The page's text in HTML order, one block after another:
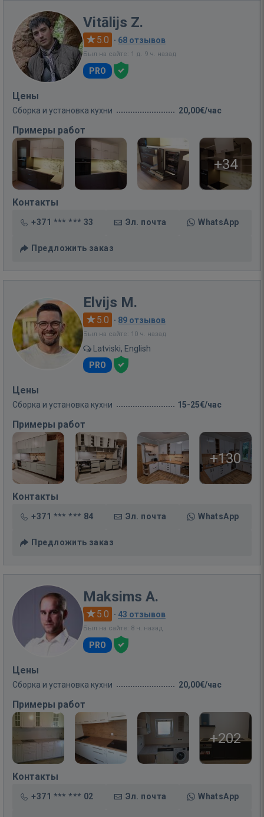
Vitālijs Z.
5.0 · 68 отзывов
Был на сайте: 1 д. 9 ч. назад
PRO
Цены
Сборка и установка кухни 20,00€/час
Примеры работ
+34
Контакты
+371 *** *** 33 Эл. почта WhatsApp
Предложить заказ
Elvijs M.
5.0 · 89 отзывов
Был на сайте: 10 ч. назад
Latviski, English
PRO
Цены
Сборка и установка кухни 15-25€/час
Примеры работ
+130
Контакты
+371 *** *** 84 Эл. почта WhatsApp
Предложить заказ
Maksims A.
5.0 · 43 отзывов
Был на сайте: 8 ч. назад
PRO
Цены
Сборка и установка кухни 20,00€/час
Примеры работ
+202
Контакты
+371 *** *** 02 Эл. почта WhatsApp